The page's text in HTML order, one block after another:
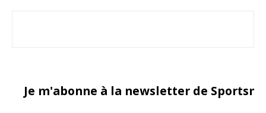
Je m'abonne à la newsletter de